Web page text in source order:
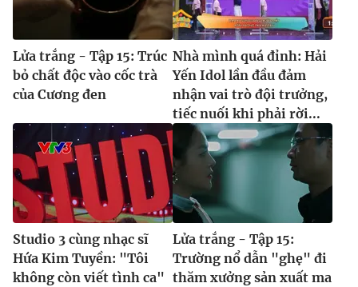
Lửa trắng - Tập 15: Trúc
bỏ chất độc vào cốc trà
của Cương đen
Nhà mình quá đỉnh: Hải
Yến Idol lần đầu đảm
nhận vai trò đội trưởng,
tiếc nuối khi phải rời...
Studio 3 cùng nhạc sĩ
Hứa Kim Tuyền: "Tôi
không còn viết tình ca"
Lửa trắng - Tập 15:
Trường nổ dẫn "ghẹ" đi
thăm xưởng sản xuất ma